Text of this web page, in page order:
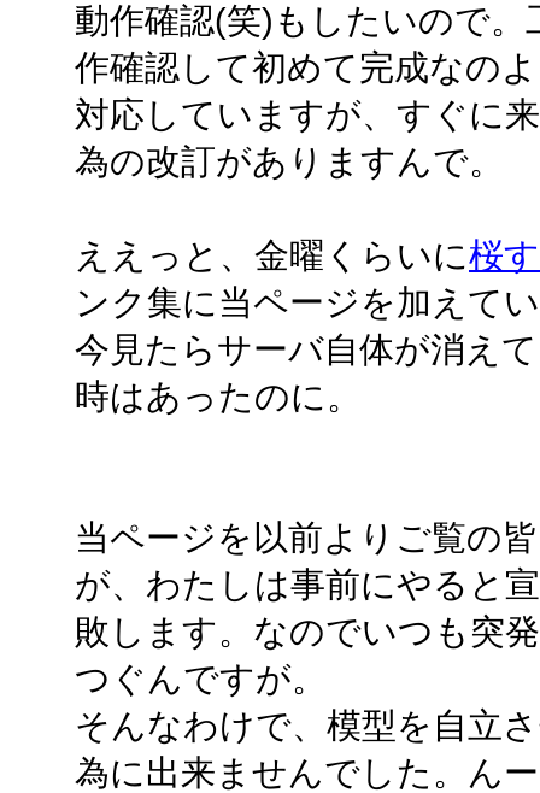
動作確認(笑)もしたいので
作確認して初めて完成なの
対応していますが、すぐに
為の改訂がありますんで。
ええっと、金曜くらいに桜
ンク集に当ページを加えて
今見たらサーバ自体が消え
時はあったのに。
当ページを以前よりご覧の
が、わたしは事前にやると
敗します。なのでいつも突
つぐんですが。
そんなわけで、模型を自立
為に出来ませんでした。ん